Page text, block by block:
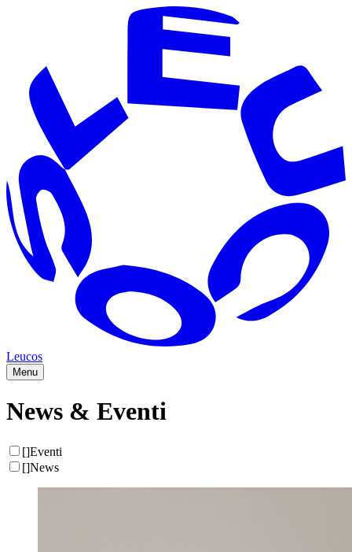
Leucos
Menu
News & Eventi
[]Eventi
[]News